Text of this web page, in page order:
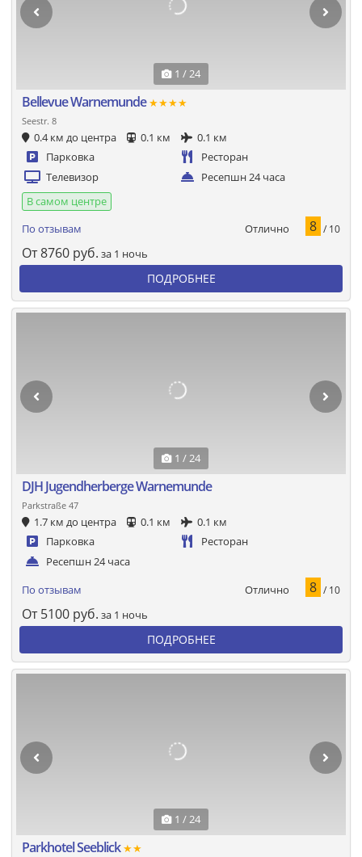
1 / 24
Bellevue Warnemunde★★★★
Seestr. 8
0.4 км до центра 0.1 км
0.1 км
Парковка
Ресторан
Телевизор
Ресепшн 24 часа
В самом центре
По отзывам
Отлично 8 / 10
От8760 руб. за 1 ночь
ПОДРОБНЕЕ
1 / 24
DJH Jugendherberge Warnemunde
Parkstraße 47
1.7 км до центра 0.1 км
0.1 км
Парковка
Ресторан
Ресепшн 24 часа
По отзывам Отлично 8 / 10
От 5100 руб. за 1 ночь
ПОДРОБНЕЕ
1 / 24
Parkhotel Seeblick★★